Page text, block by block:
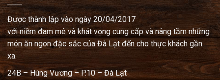
Được thành lập vào ngày 20/04/2017
với niềm đam mê và khát vọng cung cấp và nâng tầm những
món ăn ngon đặc sắc của Đà Lạt đến cho thực khách gần
xa.
24B – Hùng Vương – P.10 – Đà Lạt